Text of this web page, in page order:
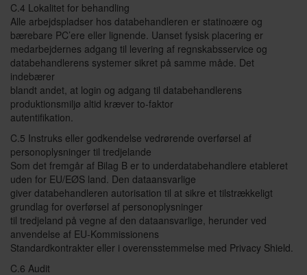
C.4 Lokalitet for behandling
Alle arbejdspladser hos databehandleren er statinoære og
bærebare PC’ere eller lignende. Uanset fysisk placering er
medarbejdernes adgang til levering af regnskabsservice og
databehandlerens systemer sikret på samme måde. Det
indebærer
blandt andet, at login og adgang til databehandlerens
produktionsmiljø altid kræver to-faktor
autentifikation.
C.5 Instruks eller godkendelse vedrørende overførsel af
personoplysninger til tredjelande
Som det fremgår af Bilag B er to underdatabehandlere etableret
uden for EU/EØS land. Den dataansvarlige
giver databehandleren autorisation til at sikre et tilstrækkeligt
grundlag for overførsel af personoplysninger
til tredjeland på vegne af den dataansvarlige, herunder ved
anvendelse af EU-Kommissionens
Standardkontrakter eller i overensstemmelse med Privacy Shield.
C.6 Audit